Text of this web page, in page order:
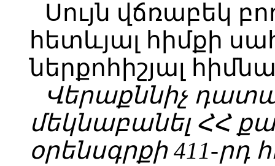
Սույն վճռաբեկ
հետևյալ հիմքի
ներքոհիշյալ
Վերաքննիչ
մեկնաբանել ՀՀ
օրենսգրքի 411-րդ